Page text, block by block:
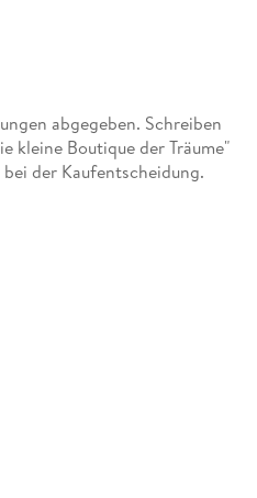
abgegeben. Schreiben
kleine Boutique der Träume"
der Kaufentscheidung.